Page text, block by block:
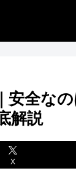
安全な
解説
X